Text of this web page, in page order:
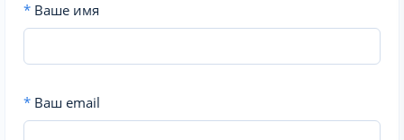
* Ваше имя
* Ваш email